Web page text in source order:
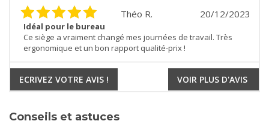
20/12/2023
Théo R.
Idéal pour le bureau
Ce siège a vraiment changé mes journées de travail. Très
ergonomique et un bon rapport qualité-prix !
ECRIVEZ VOTRE AVIS ! VOIR PLUS D'AVIS
Conseils et astuces